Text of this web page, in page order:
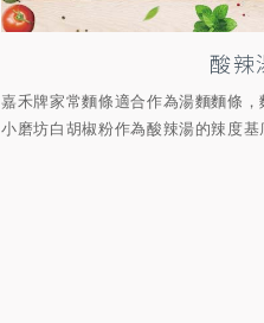
酸辣
嘉禾牌家常麵條適合作為湯麵麵條
小磨坊白胡椒粉作為酸辣湯的辣度